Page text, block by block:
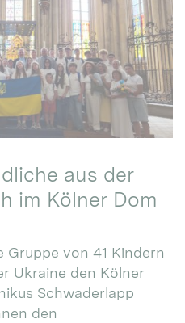
aus der
im Kölner Dom
Gruppe von 41 Kindern
Ukraine den Kölner
Schwaderlapp
den